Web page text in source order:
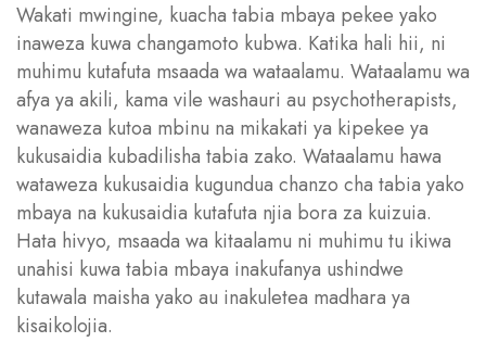
Wakati mwingine, kuacha tabia mbaya pekee yako
inaweza kuwa changamoto kubwa. Katika hali hii, ni
muhimu kutafuta msaada wa wataalamu. Wataalamu wa
afya ya akili, kama vile washauri au psychotherapists,
wanaweza kutoa mbinu na mikakati ya kipekee ya
kukusaidia kubadilisha tabia zako. Wataalamu hawa
wataweza kukusaidia kugundua chanzo cha tabia yako
mbaya na kukusaidia kutafuta njia bora za kuizuia.
Hata hivyo, msaada wa kitaalamu ni muhimu tu ikiwa
unahisi kuwa tabia mbaya inakufanya ushindwe
kutawala maisha yako au inakuletea madhara ya
kisaikolojia.